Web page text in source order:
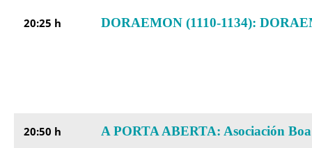
20:25 h DORAEMON (1110-1134):
20:50 h A PORTA ABERTA: Asociación